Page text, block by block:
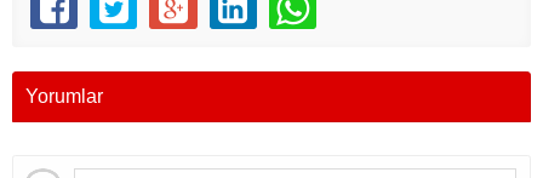
Yorumlar